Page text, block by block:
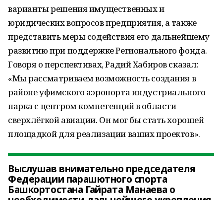
варианты решения имущественных и
юридических вопросов предприятия, а также
представить меры содействия его дальнейшему
развитию при поддержке Регионального фонда.
Говоря о перспективах, Радий Хабиров сказал:
«Мы рассматриваем возможность создания в
районе уфимского аэропорта индустриального
парка с центром компетенций в области
сверхлёгкой авиации. Он мог бы стать хорошей
площадкой для реализации ваших проектов».
Выслушав внимательно председателя
Федерации парашютного спорта
Башкортостана Гайрата Манаева о